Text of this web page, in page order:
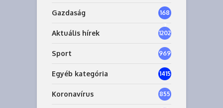
Gazdaság
168
7
Aktuális hírek 1202
Sport 969
Egyéb kategória 1415
Koronavírus 855